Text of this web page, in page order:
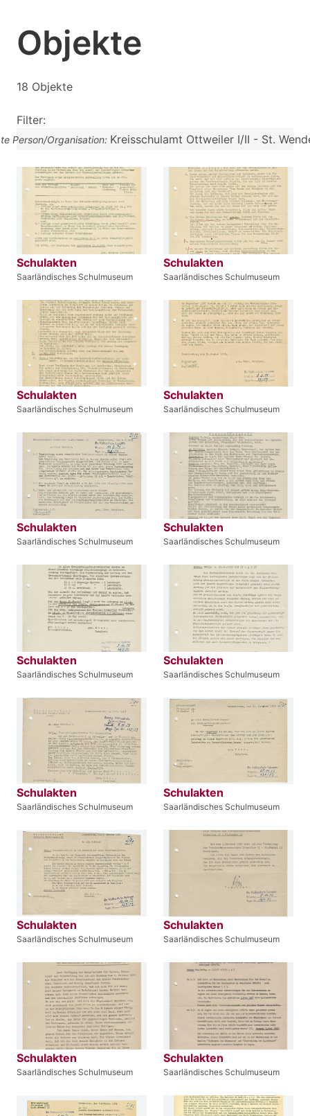
Objekte
18 Objekte
Filter:
Person/Organisation: Kreisschulamt Ottweiler I/II - St.
Schulakten
Saarländisches Schulmuseum
Schulakten
Saarländisches Schulmuseum
Schulakten
Saarländisches Schulmuseum
Schulakten
Saarländisches Schulmuseum
Schulakten
Saarländisches Schulmuseum
Schulakten
Saarländisches Schulmuseum
Schulakten
Saarländisches Schulmuseum
Schulakten
Saarländisches Schulmuseum
Schulakten
Saarländisches Schulmuseum
Schulakten
Saarländisches Schulmuseum
Schulakten
Saarländisches Schulmuseum
Schulakten
Saarländisches Schulmuseum
Schulakten
Saarländisches Schulmuseum
Schulakten
Saarländisches Schulmuseum